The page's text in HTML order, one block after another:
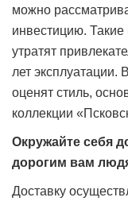
можно
инвестицию. Такие
утратят
лет эксплуатации.
оценят стиль,
коллекции «
Окружайте себя
дорогим вам
Доставку